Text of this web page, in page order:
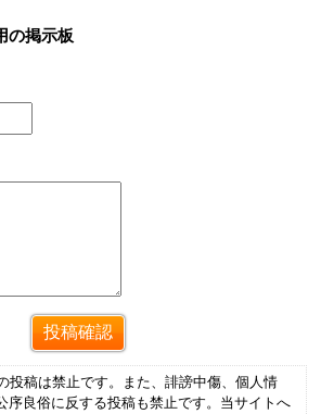
の掲示板
投稿は禁止です。また、誹謗中傷、個人情
序良俗に反する投稿も禁止です。当サイトへ